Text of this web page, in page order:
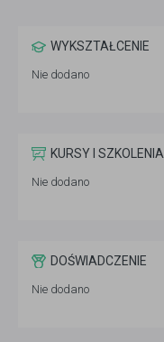
WYKSZTAŁCENIE
Nie dodano
KURSY I SZKOLENIA
Nie dodano
DOŚWIADCZENIE
Nie dodano